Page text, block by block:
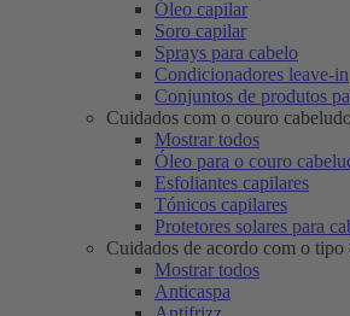
Óleo capilar
Soro capilar
Sprays para cabelo
Condicionadores leave-in
Conjuntos de produtos
Cuidados com o couro
Mostrar todos
Óleo para o couro
Esfoliantes capilares
Tónicos capilares
Protetores solares para
Cuidados de acordo com o tipo
Mostrar todos
Anticaspa